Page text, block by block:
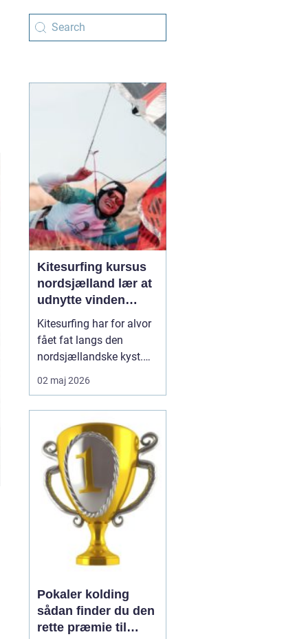
Kitesurfing kursus
nordsjælland lær at
udnytte vinden
sikkert
Kitesurfing har for alvor
fået fat langs den
nordsjællandske kyst.
Kombinationen af lavt
vand, stabile vindforhold
giver gode betingelser
for både begyndere og
øvede. Mange vælger
derfor et kitesurfing
kursus i Nordsjælland
for a...
02 maj 2026
Pokaler kolding
sådan finder du den
rette præmie til